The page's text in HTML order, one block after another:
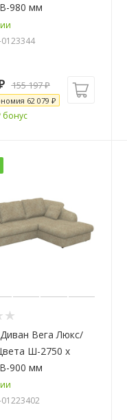
980 мм
0123344
155 197₽
62 079 ₽
бонус
Вега Люкс/
Ш-2750 х
900 мм
01223402